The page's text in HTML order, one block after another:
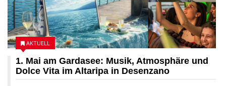
1. Mai am Gardasee: Musik, Atmosphäre und
Dolce Vita im Altaripa in Desenzano
AKTUELL